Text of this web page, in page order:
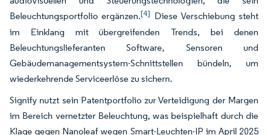
Beleuchtungsportfolio ergänzen.[4] Diese Verschiebung steht
im Einklang mit übergreifenden Trends, bei denen
Beleuchtungslieferanten Software, Sensoren und
Gebäudemanagementsystem-Schnittstellen bündeln, um
wiederkehrende Serviceerlöse zu sichern.
Signify nutzt sein Patentportfolio zur Verteidigung der Margen
im Bereich vernetzter Beleuchtung, was beispielhaft durch die
Klage gegen Nanoleaf wegen Smart-Leuchten-IP im April 2025